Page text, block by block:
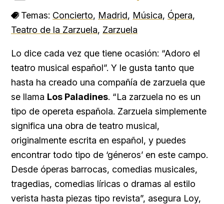
Temas: Concierto, Madrid, Música, Ópera,
Teatro de la Zarzuela, Zarzuela
Lo dice cada vez que tiene ocasión: “Adoro el
teatro musical español”. Y le gusta tanto que
hasta ha creado una compañía de zarzuela que
se llama Los Paladines. “La zarzuela no es un
tipo de opereta española. Zarzuela simplemente
significa una obra de teatro musical,
originalmente escrita en español, y puedes
encontrar todo tipo de ‘géneros’ en este campo.
Desde óperas barrocas, comedias musicales,
tragedias, comedias líricas o dramas al estilo
verista hasta piezas tipo revista”, asegura Loy,